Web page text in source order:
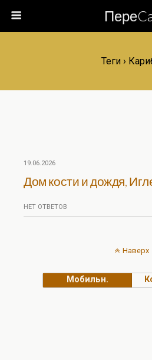
Теги ›
19.06.2026
Дом кости и дождя,
НЕТ ОТВЕТОВ
Наверх
Мобильн.